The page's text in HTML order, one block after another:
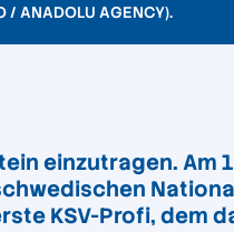
/ ANADOLU AGENCY).
einzutragen. Am
KSV-Profi, dem